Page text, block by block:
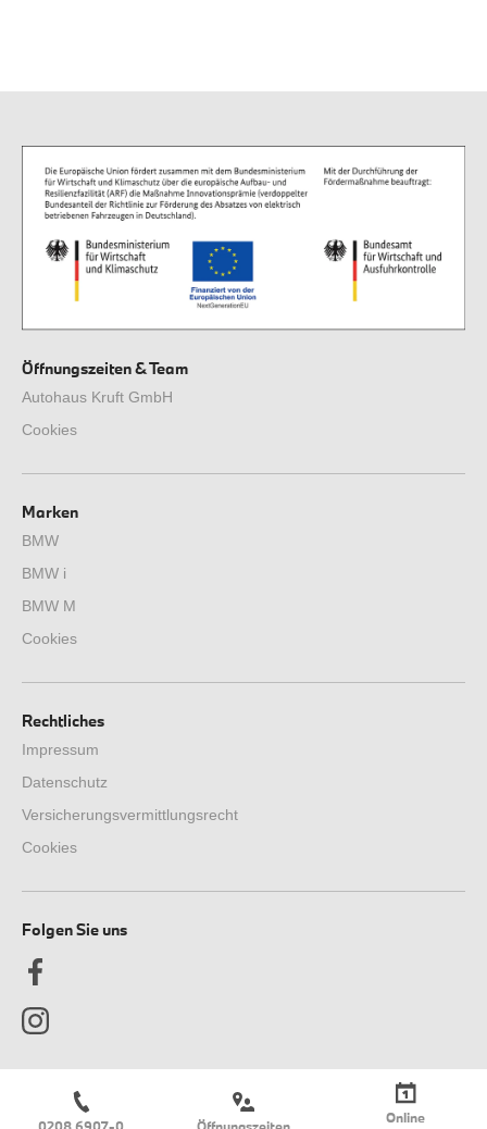
Online
Öffnungszeiten & Team
Autohaus Kruft GmbH
Cookies
Marken
BMW
BMW i
BMW M
Cookies
Rechtliches
Impressum
Datenschutz
Versicherungsvermittlungsrecht
Cookies
Folgen Sie uns